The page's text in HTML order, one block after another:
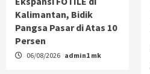
Kalimantan, Bidik
Pangsa Pasar di Atas 10
Persen
06/08/2026 admin1 mk